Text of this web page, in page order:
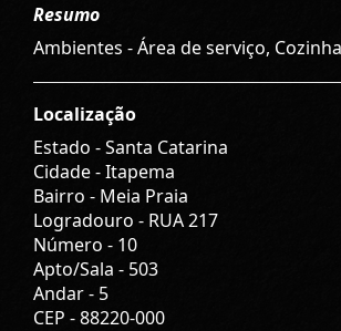
Resumo
Ambientes - Área de serviço,
Localização
Estado -Santa Catarina
Cidade -Itapema
Bairro - Meia Praia
Logradouro - RUA 217
Número - 10
Apto/Sala - 503
Andar - 5
CEP -88220-000